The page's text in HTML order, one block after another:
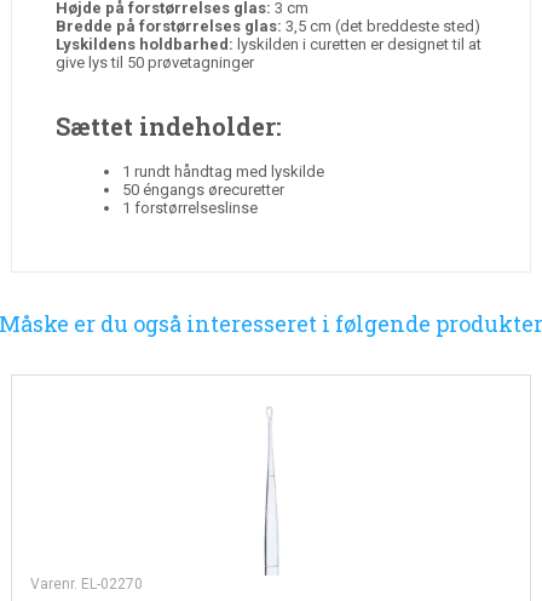
Højde på forstørrelses glas: 3 cm
Bredde på forstørrelses glas: 3,5 cm (det breddeste sted)
Lyskildens holdbarhed: lyskilden i curetten er designet til at
give lys til 50 prøvetagninger
Sættet indeholder:
1 rundt håndtag med lyskilde
50 éngangs ørecuretter
1 forstørrelseslinse
Måske er du også interesseret i følgende produkter
Varenr. EL-02270